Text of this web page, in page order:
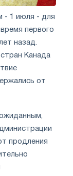
- 1 июля - для
первого
назад.
Канада
от
продления